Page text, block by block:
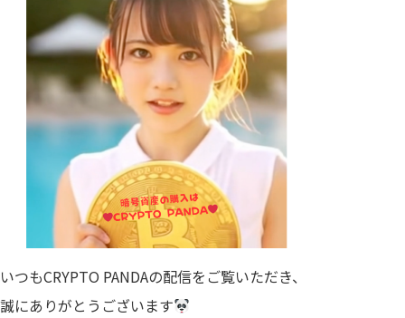
いつもCRYPTO PANDAの配信をご覧いただき、
誠にありがとうございます